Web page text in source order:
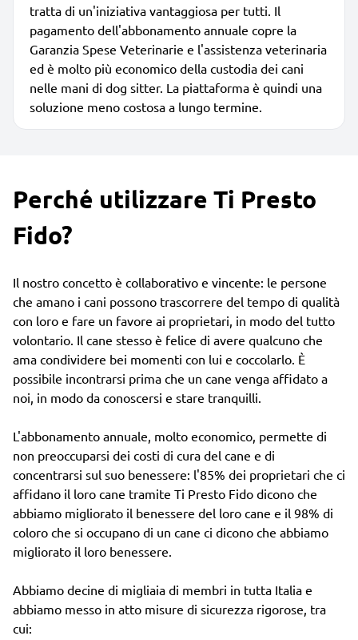
tratta di un'iniziativa vantaggiosa per tutti. Il
pagamento dell'abbonamento annuale copre la
Garanzia Spese Veterinarie e l'assistenza veterinaria
ed è molto più economico della custodia dei cani
nelle mani di dog sitter. La piattaforma è quindi una
soluzione meno costosa a lungo termine.
Perché utilizzare Ti Presto
Fido?
Il nostro concetto è collaborativo e vincente: le persone
che amano i cani possono trascorrere del tempo di qualità
con loro e fare un favore ai proprietari, in modo del tutto
volontario. Il cane stesso è felice di avere qualcuno che
ama condividere bei momenti con lui e coccolarlo. È
possibile incontrarsi prima che un cane venga affidato a
noi, in modo da conoscersi e stare tranquilli.
L'abbonamento annuale, molto economico, permette di
non preoccuparsi dei costi di cura del cane e di
concentrarsi sul suo benessere: l'85% dei proprietari che ci
affidano il loro cane tramite Ti Presto Fido dicono che
abbiamo migliorato il benessere del loro cane e il 98% di
coloro che si occupano di un cane ci dicono che abbiamo
migliorato il loro benessere.
Abbiamo decine di migliaia di membri in tutta Italia e
abbiamo messo in atto misure di sicurezza rigorose, tra
cui: